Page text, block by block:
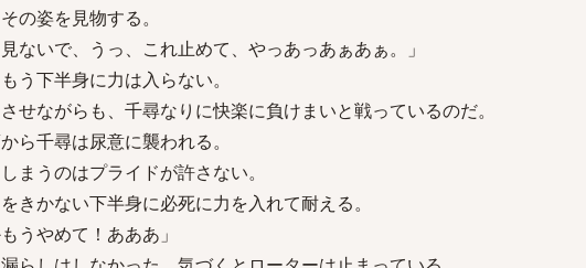
の姿を見物する。
ないで、うっ、これ止めて、やっあっあぁあぁ。」
う下半身に力は入らない。
せながらも、千尋なりに快楽に負けまいと戦っているのだ。
ら千尋は尿意に襲われる。
まうのはプライドが許さない。
きかない下半身に必死に力を入れて耐える。
うやめて！あああ」